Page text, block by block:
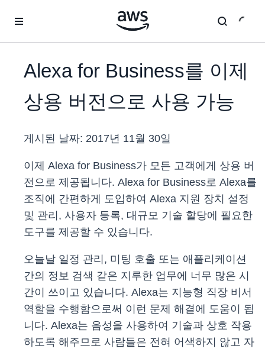
Alexa for Business를 이제
상용 버전으로 사용 가능
게시된 날짜: 2017년 11월 30일
이제 Alexa for Business가 모든 고객에게 상용 버
전으로 제공됩니다. Alexa for Business로 Alexa를
조직에 간편하게 도입하여 Alexa 지원 장치 설정
및 관리, 사용자 등록, 대규모 기술 할당에 필요한
도구를 제공할 수 있습니다.
오늘날 일정 관리, 미팅 호출 또는 애플리케이션
간의 정보 검색 같은 지루한 업무에 너무 많은 시
간이 쓰이고 있습니다. Alexa는 지능형 직장 비서
역할을 수행함으로써 이런 문제 해결에 도움이 됩
니다. Alexa는 음성을 사용하여 기술과 상호 작용
하도록 해주므로 사람들은 전혀 어색하지 않고 자